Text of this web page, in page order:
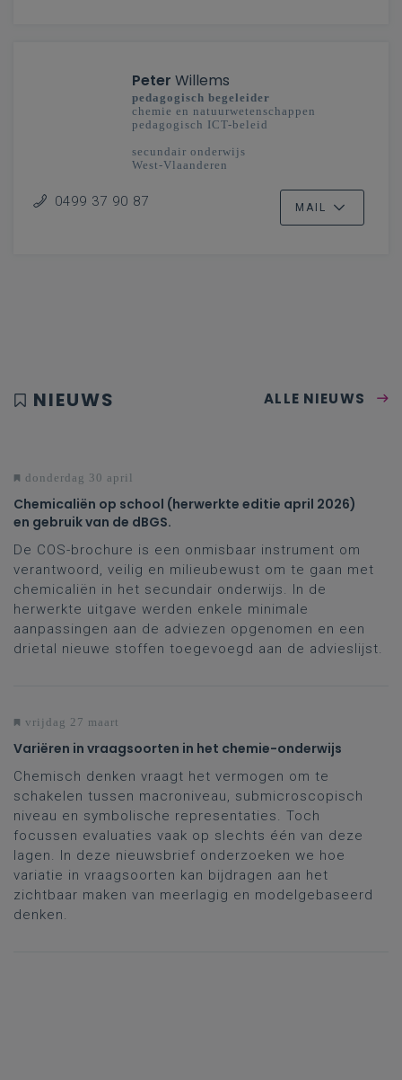
Peter Willems
pedagogisch begeleider
chemie en natuurwetenschappen
pedagogisch ICT-beleid
secundair onderwijs
West-Vlaanderen
0499 37 90 87 MAIL
NIEUWS ALLE NIEUWS
donderdag 30 april
Chemicaliën op school (herwerkte editie april 2026)
en gebruik van de dBGS.
De COS-brochure is een onmisbaar instrument om
verantwoord, veilig en milieubewust om te gaan met
chemicaliën in het secundair onderwijs. In de
herwerkte uitgave werden enkele minimale
aanpassingen aan de adviezen opgenomen en een
drietal nieuwe stoffen toegevoegd aan de advieslijst.
vrijdag 27 maart
Variëren in vraagsoorten in het chemie-onderwijs
Chemisch denken vraagt het vermogen om te
schakelen tussen macroniveau, submicroscopisch
niveau en symbolische representaties. Toch
focussen evaluaties vaak op slechts één van deze
lagen. In deze nieuwsbrief onderzoeken we hoe
variatie in vraagsoorten kan bijdragen aan het
zichtbaar maken van meerlagig en modelgebaseerd
denken.